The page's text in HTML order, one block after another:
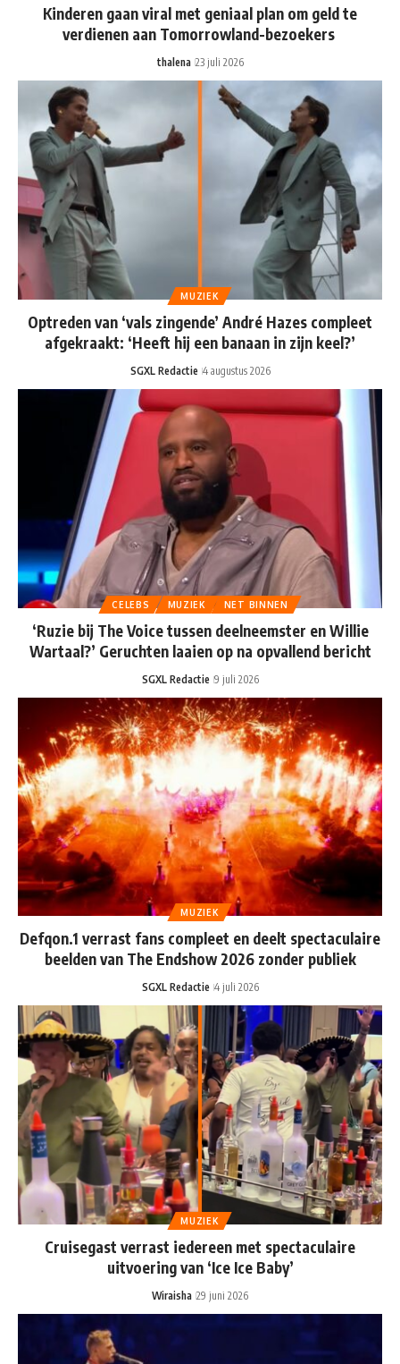
Kinderen gaan viral met geniaal plan om geld te
verdienen aan Tomorrowland-bezoekers
thalena 23 juli 2026
MUZIEK
Optreden van ‘vals zingende’ André Hazes compleet
afgekraakt: ‘Heeft hij een banaan in zijn keel?’
SGXL Redactie 4 augustus 2026
CELEBS MUZIEK NET BINNEN
‘Ruzie bij The Voice tussen deelneemster en Willie
Wartaal?’ Geruchten laaien op na opvallend bericht
SGXL Redactie 9 juli 2026
MUZIEK
Defqon.1 verrast fans compleet en deelt spectaculaire
beelden van The Endshow 2026 zonder publiek
SGXL Redactie 4 juli 2026
MUZIEK
Cruisegast verrast iedereen met spectaculaire
uitvoering van ‘Ice Ice Baby’
Wiraisha 29 juni 2026